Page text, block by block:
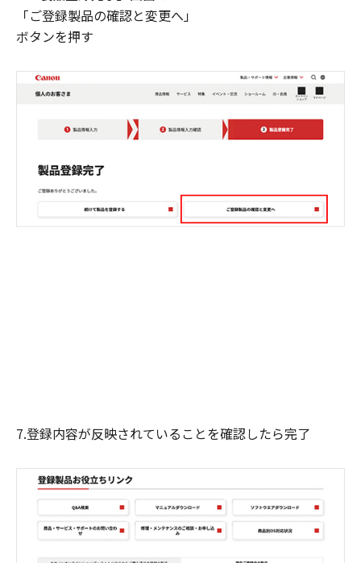
「ご登録製品の確認と変更へ」
ボタンを押す
7.登録内容が反映されていることを確認したら完了